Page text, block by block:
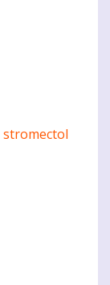
stromectol